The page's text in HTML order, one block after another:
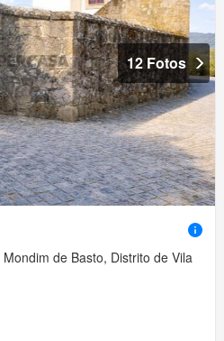
12 Fotos
de Basto, Distrito de Vila